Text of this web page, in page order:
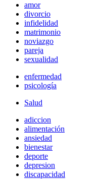
amor
divorcio
infidelidad
matrimonio
noviazgo
pareja
sexualidad
enfermedad
psicología
Salud
adiccion
alimentación
ansiedad
bienestar
deporte
depresion
discapacidad